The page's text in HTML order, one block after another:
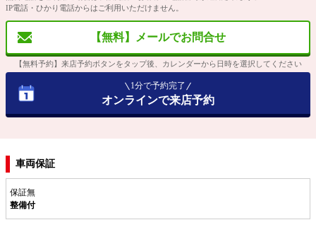
IP電話・ひかり電話からはご利用いただけません。
【無料】メールでお問合せ
【無料予約】来店予約ボタンをタップ後、カレンダーから日時を選択してください
1分で予約完了
オンラインで来店予約
車両保証
保証無
整備付